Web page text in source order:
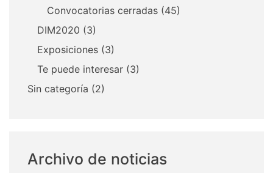
Convocatorias cerradas (45)
DIM2020 (3)
Exposiciones (3)
Te puede interesar (3)
Sin categoría (2)
Archivo de noticias